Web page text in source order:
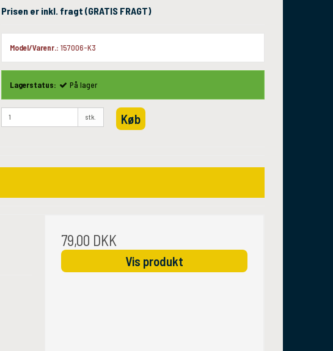
Prisen er inkl. fragt (GRATIS FRAGT)
Model/Varenr.: 157006-K3
Lagerstatus: På lager
stk. Køb
79,00 DKK
Vis produkt